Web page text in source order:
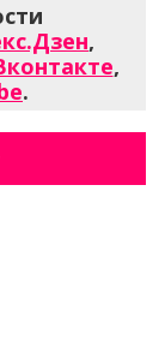
,
,
.